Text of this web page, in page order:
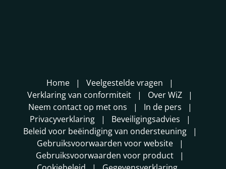
Home
Veelgestelde vragen
Verklaring van conformiteit
Over WiZ
Neem contact op met ons
In de pers
Privacyverklaring
Beveiligingsadvies
Beleid voor beëindiging van ondersteuning
Gebruiksvoorwaarden voor website
Gebruiksvoorwaarden voor product